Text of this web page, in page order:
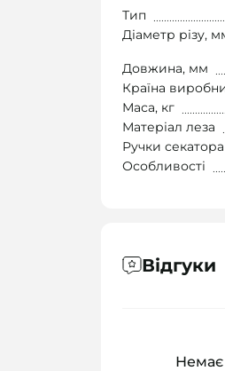
Тип
Діаметр різу,
Довжина, мм
Країна
Маса, кг
Матеріал леза
Ручки секатора
Особливості
Відгуки
Немає